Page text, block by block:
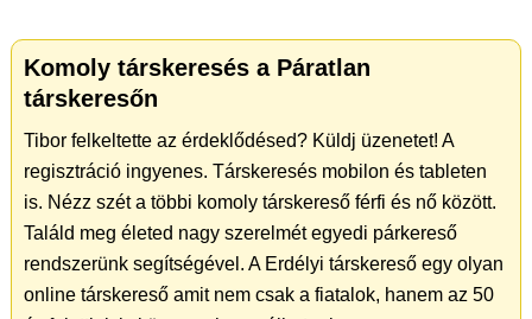
Komoly társkeresés a Páratlan
társkeresőn
Tibor felkeltette az érdeklődésed? Küldj üzenetet! A
regisztráció ingyenes. Társkeresés mobilon és tableten
is. Nézz szét a többi komoly társkereső férfi és nő között.
Találd meg életed nagy szerelmét egyedi párkereső
rendszerünk segítségével. A Erdélyi társkereső egy olyan
online társkereső amit nem csak a fiatalok, hanem az 50